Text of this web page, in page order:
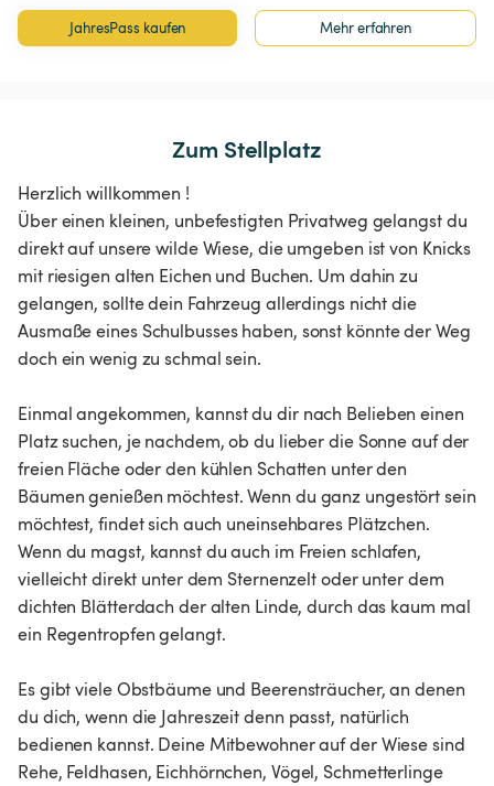
JahresPass kaufen Mehr erfahren
Zum Stellplatz
Herzlich willkommen !
Über einen kleinen, unbefestigten Privatweg gelangst du
direkt auf unsere wilde Wiese, die umgeben ist von Knicks
mit riesigen alten Eichen und Buchen. Um dahin zu
gelangen, sollte dein Fahrzeug allerdings nicht die
Ausmaße eines Schulbusses haben, sonst könnte der Weg
doch ein wenig zu schmal sein.
Einmal angekommen, kannst du dir nach Belieben einen
Platz suchen, je nachdem, ob du lieber die Sonne auf der
freien Fläche oder den kühlen Schatten unter den
Bäumen genießen möchtest. Wenn du ganz ungestört sein
möchtest, findet sich auch uneinsehbares Plätzchen.
Wenn du magst, kannst du auch im Freien schlafen,
vielleicht direkt unter dem Sternenzelt oder unter dem
dichten Blätterdach der alten Linde, durch das kaum mal
ein Regentropfen gelangt.
Es gibt viele Obstbäume und Beerensträucher, an denen
du dich, wenn die Jahreszeit denn passt, natürlich
bedienen kannst. Deine Mitbewohner auf der Wiese sind
Rehe, Feldhasen, Eichhörnchen, Vögel, Schmetterlinge